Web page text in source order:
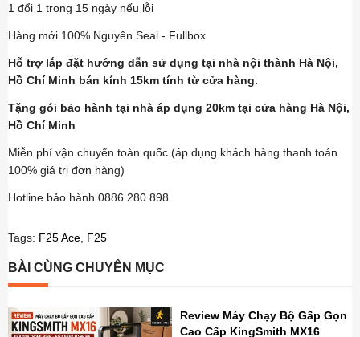
1 đổi 1 trong 15 ngày nếu lỗi
Hàng mới 100% Nguyên Seal - Fullbox
Hỗ trợ lắp đặt hướng dẫn sử dụng tại nhà nội thành Hà Nội,
Hồ Chí Minh bán kính 15km tính từ cửa hàng.
Tặng gói bảo hành tại nhà áp dụng 20km tại cửa hàng Hà Nội,
Hồ Chí Minh
Miễn phí vận chuyển toàn quốc (áp dụng khách hàng thanh toán
100% giá trị đơn hàng)
Hotline bảo hành 0886.280.898
Tags: F25 Ace F25
BÀI CÙNG CHUYÊN MỤC
Review Máy Chạy Bộ Gấp Gọn
Cao Cấp KingSmith MX16